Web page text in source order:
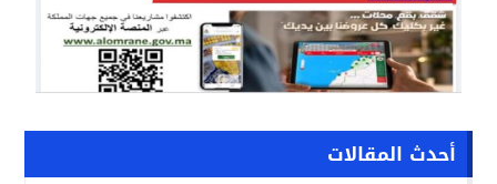
أحدث المقالات